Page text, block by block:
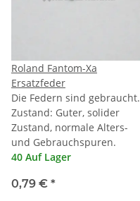
Roland Fantom-Xa
Ersatzfeder
Die Federn sind gebraucht.
Zustand: Guter, solider
Zustand, normale Alters-
und Gebrauchspuren.
40 Auf Lager
0,79 € *